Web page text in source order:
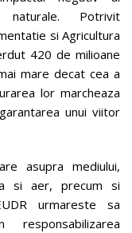
naturale. Potrivit
si Agricultura
420 de milioane
mare decat cea a
lor marcheaza
unui viitor
asupra mediului,
si aer, precum si
urmareste sa